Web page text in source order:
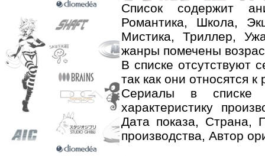
Список содержит
Романтика, Школа,
Мистика, Триллер,
жанры помечены
В списке отсутствуют
так как они относятся к
Сериалы в списке
характеристику
Дата показа, Страна,
производства, Автор